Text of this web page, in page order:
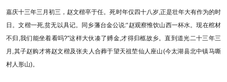
嘉庆十三年三月初三，赵文楷卒于任。死时年仅四十八岁,正是壮年大有作为的时
日。文楷一死,贫无以具记。同乡藩台金公说:“赵观察惟饮山西一杯水。现在棺材
不归,我们能坐着看吗?"这样大伙凑了赙金,才得归柩故乡。直到道光二十三年三
月,其子赵购才将赵文楷及张夫人合葬于望天祖茔仙人座山(今太湖县北中镇马嘶
村人形山)。